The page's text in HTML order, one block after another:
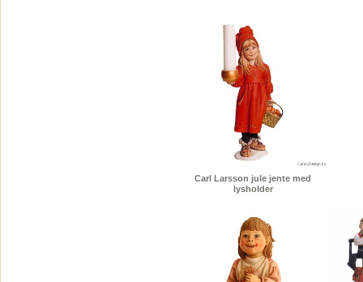
Carl Larsson jule jente med
lysholder